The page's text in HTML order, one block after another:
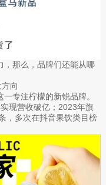
，那么，品牌们还能从哪
向
专注柠檬的新锐品牌。
现营收破亿；2023年旗
，多次在抖音果饮类目榜